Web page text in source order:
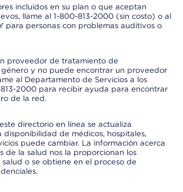
incluidos en su plan o que aceptan
llame al 1-800-813-2000 (sin costo) o al
para personas con problemas auditivos o
proveedor de tratamiento de
y no puede encontrar un proveedor
al Departamento de Servicios a los
2000 para recibir ayuda para encontrar
de la red.
directorio en línea se actualiza
disponibilidad de médicos, hospitales,
puede cambiar. La información acerca
de la salud nos la proporcionan los
o se obtiene en el proceso de